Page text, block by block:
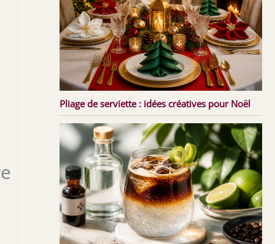
Pliage de serviette : idées créatives pour Noël